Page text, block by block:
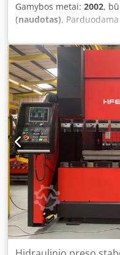
Gamybos metai: 2002,
(naudotas),
Spaudimo jėga: 800 kN,
sijos ilgis: 2570 mm,
mm, maks. eiga: 350
stalo plotis: 60 mm, stalo
matmenys X/Y/Z: apie
apie 6100 kg, valdymas:
apžiūra vietoje.